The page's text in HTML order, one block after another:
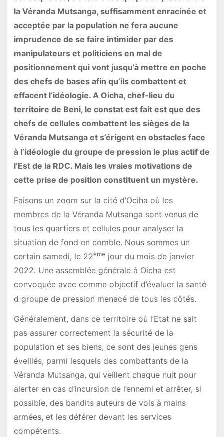
la Véranda Mutsanga, suffisamment enracinée et
acceptée par la population ne fera aucune
imprudence de se faire intimider par des
manipulateurs et politiciens en mal de
positionnement qui vont jusqu’à mettre en poche
des chefs de bases afin qu’ils combattent et
effacent l’idéologie. A Oicha, chef-lieu du
territoire de Beni, le constat est fait est que des
chefs de cellules combattent les sièges de la
Véranda Mutsanga et s’érigent en obstacles face
à l’idéologie du groupe de pression le plus actif de
l’Est de la RDC. Mais les vraies motivations de
cette prise de position constituent un mystère.
Faisons un zoom sur la cité d’Ociha où les
membres de la Véranda Mutsanga sont venus de
tous les quartiers et cellules pour analyser la
situation de fond en comble. Nous sommes un
certain samedi, le 22èmejour du mois de janvier
2022. Une assemblée générale à Oicha est
convoquée avec comme objectif d’évaluer la santé
d groupe de pression menacé de tous les côtés.
Généralement, dans ce territoire où l’Etat ne sait
pas assurer correctement la sécurité de la
population et ses biens, ce sont des jeunes gens
éveillés, parmi lesquels des combattants de la
Véranda Mutsanga, qui veillent chaque nuit pour
alerter en cas d’incursion de l’ennemi et arrêter, si
possible, des bandits auteurs de vols à mains
armées, et les déférer devant les services
compétents.